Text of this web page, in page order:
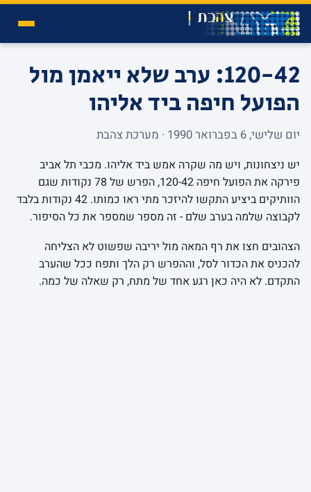
120-42: ערב שלא ייאמן מול
הפועל חיפה ביד אליהו
יום שלישי, 6 בפברואר 1990 · מערכת צהבת
יש ניצחונות, ויש מה שקרה אמש ביד אליהו. מכבי תל אביב
פירקה את הפועל חיפה 120-42, הפרש של 78 נקודות שגם
הוותיקים ביציע התקשו להיזכר מתי ראו כמותו. 42 נקודות בלבד
לקבוצה שלמה בערב שלם - זה מספר שמספר את כל הסיפור.
הצהובים חצו את רף המאה מול יריבה שפשוט לא הצליחה
להכניס את הכדור לסל, וההפרש רק הלך ותפח ככל שהערב
התקדם. לא היה כאן רגע אחד של מתח, רק שאלה של כמה.